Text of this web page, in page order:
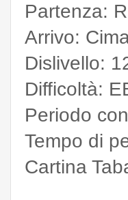
Partenza:
Arrivo:
Dislivello:
Difficoltà:
Periodo
Tempo di
Cartina